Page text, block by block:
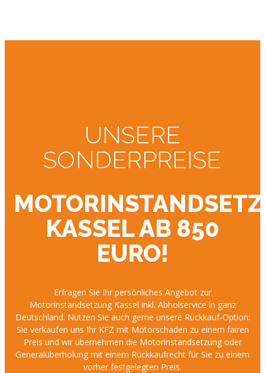
UNSERE
SONDERPREISE
KASSEL AB 850
EURO!
Erfragen Sie Ihr persönliches Angebot zur
Motorinstandsetzung Kassel inkl. Abholservice in ganz
Deutschland. Nutzen Sie auch gerne unsere Rückkauf-Option:
Sie verkaufen uns Ihr KFZ mit Motorschaden zu einem fairen
Preis und wir übernehmen die Motorinstandsetzung oder
Generalüberholung mit einem Rückkaufrecht für Sie zu einem
vorher festgelegten Preis.